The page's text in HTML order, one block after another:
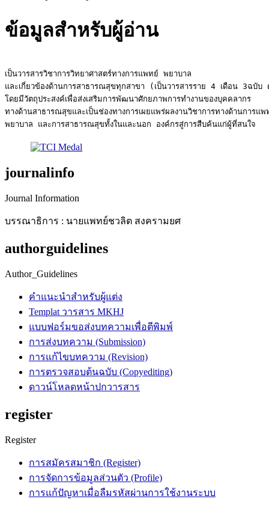
ข้อมูลสำหรับผู้อ่าน
เป็นวารสารวิชาการวิทยาศาสตร์ทางการแพทย์ พยาบาล
และเกี่ยวข้องด้านการสาธารณสุขทุกสาขา (เป็นวารสารราย 4 เดือน 3ฉบับ
โดยมีวัตถุประสงค์เพื่อส่งเสริมการพัฒนาศักยภาพการทำงานของบุคคลากร
ทางด้านสาธารณสุขและเป็นช่องทางการเผยแพร่ผลงานวิชาการทางด้านการแ
พยาบาล และการสาธารณสุขทั้งในและนอก องค์กรสู่การสืบค้นแก่ผู้ที่สนใจ
journalinfo
Journal Information
บรรณาธิการ : นายแพทย์ชวลิต สงครามยศ
authorguidelines
Author_Guidelines
คำแนะนำสำหรับผู้แต่ง
Templat วารสาร MKHJ
แบบฟอร์มขอส่งบทความเพื่อตีพิมพ์
การส่งบทความ (Submission)
การแก้ไขบทความ (Revision)
การตรวจสอบต้นฉบับ (Copyediting)
ดาวน์โหลดหน้าปกวารสาร
register
Register
การสมัครสมาชิก (Register)
การจัดการข้อมูลส่วนตัว (Profile)
การแก้ปัญหาเมื่อลืมรหัสผ่านการใช้งานระบบ